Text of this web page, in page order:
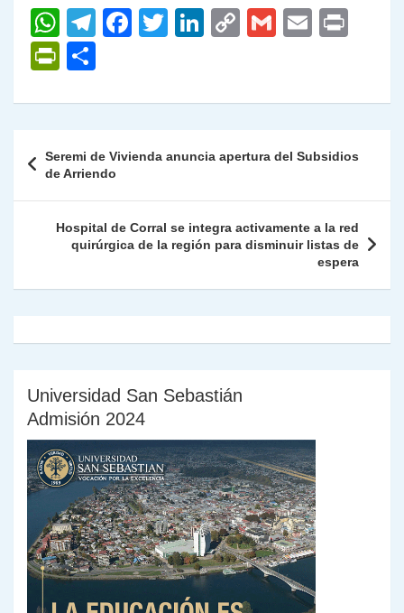
W
h
at
s
p
p
T
gr
m
F
e
o
o
k
T
er
Li
e
n
C
y
n
k
G
l
E
l
P
nt
Fr
ie
n
dl
y
m
p
ar
tir
de
entradas
Seremi de Vivienda anuncia apertura del Subsidios
de Arriendo
Hospital de Corral se integra activamente a la red
quirúrgica de la región para disminuir listas de
espera
Universidad San Sebastián
Admisión 2024